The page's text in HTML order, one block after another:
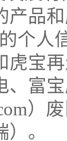
产品
个人
虎宝
、富
）
。